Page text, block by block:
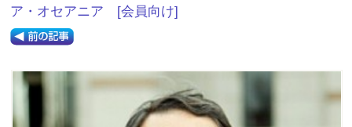
ア・オセアニア
[会員向け]